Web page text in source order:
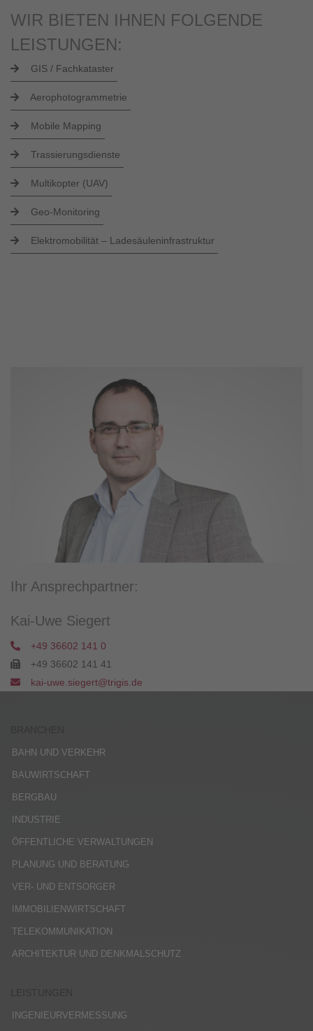
WIR BIETEN IHNEN FOLGENDE
LEISTUNGEN:
GIS / Fachkataster
Aerophotogrammetrie
Mobile Mapping
Trassierungsdienste
Multikopter (UAV)
Geo-Monitoring
Elektromobilität – Ladesäuleninfrastruktur
Ihr Ansprechpartner:
Kai-Uwe Siegert
+49 36602 141 0
+49 36602 141 41
kai-uwe.siegert@trigis.de
BAHN UND VERKEHR
BAUWIRTSCHAFT
BERGBAU
INDUSTRIE
ÖFFENTLICHE VERWALTUNGEN
PLANUNG UND BERATUNG
VER- UND ENTSORGER
IMMOBILIENWIRTSCHAFT
TELEKOMMUNIKATION
ARCHITEKTUR UND DENKMALSCHUTZ
INGENIEURVERMESSUNG